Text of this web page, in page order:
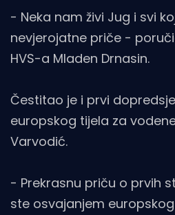
- Neka nam živi Jug i svi
nevjerojatne priče -
HVS-a Mladen Drnasin.
Čestitao je i prvi
europskog tijela za
Varvodić.
- Prekrasnu priču o prvih
ste osvajanjem